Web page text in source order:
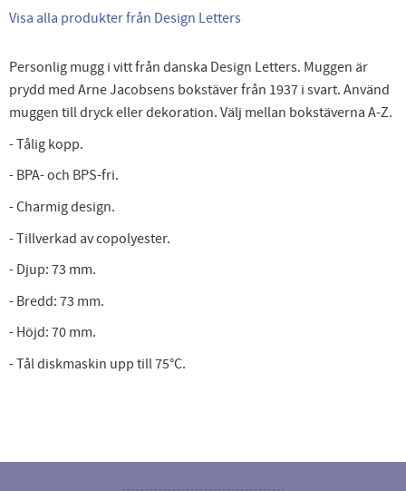
Visa alla produkter från Design Letters
Personlig mugg i vitt från danska Design Letters. Muggen är
prydd med Arne Jacobsens bokstäver från 1937 i svart. Använd
muggen till dryck eller dekoration. Välj mellan bokstäverna A-Z.
- Tålig kopp.
- BPA- och BPS-fri.
- Charmig design.
- Tillverkad av copolyester.
- Djup: 73 mm.
- Bredd: 73 mm.
- Höjd: 70 mm.
- Tål diskmaskin upp till 75°C.